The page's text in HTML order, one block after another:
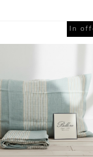
€200,00.
In